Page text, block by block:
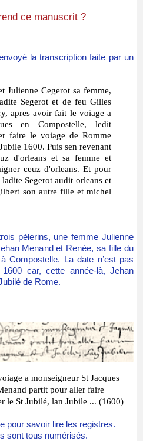
ce manuscrit ?
la transcription faite par un
Julienne Cegerot sa femme,
Segerot et de feu Gilles
apres avoir fait le voiage a
en Compostelle, ledit
faire le voiage de Romme
1600.Puis sen revenant
d'orleans et sa femme et
ceuz d'orleans. Et pour
Segerot audit orleans et
son autre fille et michel
pèlerins, une femme Julienne
Menand et Renée, sa fille du
Compostelle. La date n’est pas
car, cette année-là, Jehan
de Rome.
a monseigneur St Jacques
partit pour aller faire
le St Jubilé, lan Jubile ... (1600)
pour savoir lire les registres.
sont tous numérisés.